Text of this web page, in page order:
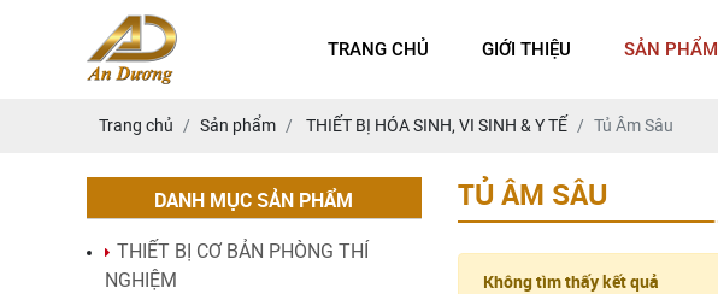
TRANG CHỦ GIỚI THIỆU SẢN PHẨM
Trang chủ Sản phẩm THIẾT BỊ HÓA SINH, VI SINH & Y TẾ Tủ Âm Sâu
DANH MỤC SẢN PHẨM
THIẾT BỊ CƠ BẢN PHÒNG THÍ
NGHIỆM
TỦ ÂM SÂU
Không tìm thấy kết quả